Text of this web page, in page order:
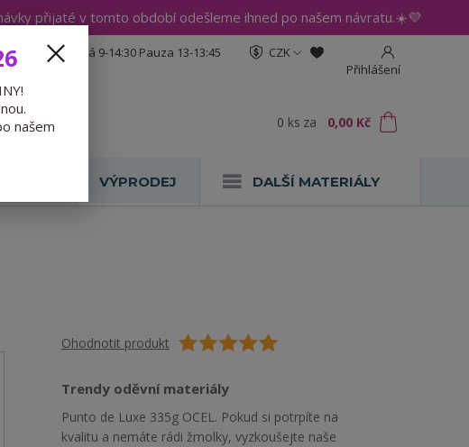
přijaté v tomto období odešleme ihned po našem návratu.☀️💜
CZK
Přihlášení
Po-Čt 9-15:30 Pá 9-14:30 Pauza 13-13:45
0 ks za 0,00 Kč
VÝPRODEJ DALŠÍ MATERIÁLY
Ohodnotit produkt
Trendy oděvní materiály
Punto de Luxe 335g OCEL. Pokud si potrpíte na
kvalitu a nemáte rádi žmolky, vyzkoušejte naše
našem